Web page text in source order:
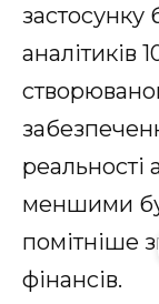
застосунку
аналітиків
реальності
меншими
помітніше
фінансів.